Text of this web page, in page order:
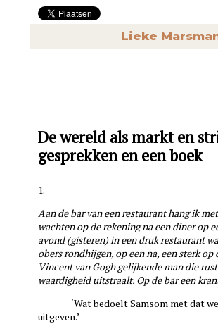
Lieke
De wereld als markt en
gesprekken en een boek
1.
Aan de bar van een restaurant hang ik
wachten op de rekening na een diner op
avond (gisteren) in een druk restaurant
obers rondhijgen, op een na, een sterk op
Vincent van Gogh gelijkende man die
waardigheid uitstraalt. Op de bar een
‘Wat bedoelt Samsom met dat we
uitgeven.’